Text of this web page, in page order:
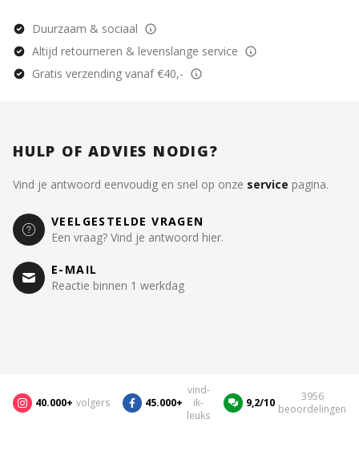
Duurzaam & sociaal
Altijd retourneren & levenslange service
Gratis verzending vanaf €40,-
HULP OF ADVIES NODIG?
Vind je antwoord eenvoudig en snel op onze service pagina.
VEELGESTELDE VRAGEN
Een vraag? Vind je antwoord hier.
E-MAIL
Reactie binnen 1 werkdag
40.000+ volgers 45.000+
vind-
ik-
leuks
9,2/10
3956
beoordelingen